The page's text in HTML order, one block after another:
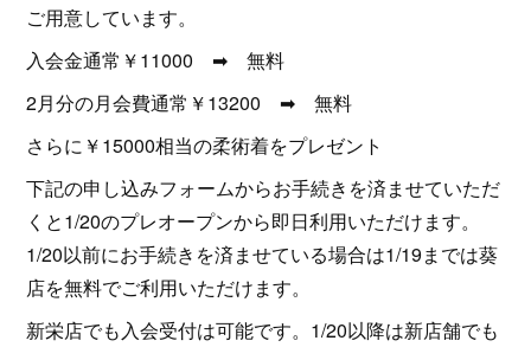
ご用意しています。
入会金通常￥11000 ➡ 無料
2月分の月会費通常￥13200 ➡ 無料
さらに￥15000相当の柔術着をプレゼント
下記の申し込みフォームからお手続きを済ませていただ
くと1/20のプレオープンから即日利用いただけます。
1/20以前にお手続きを済ませている場合は1/19までは葵
店を無料でご利用いただけます。
新栄店でも入会受付は可能です。1/20以降は新店舗でも